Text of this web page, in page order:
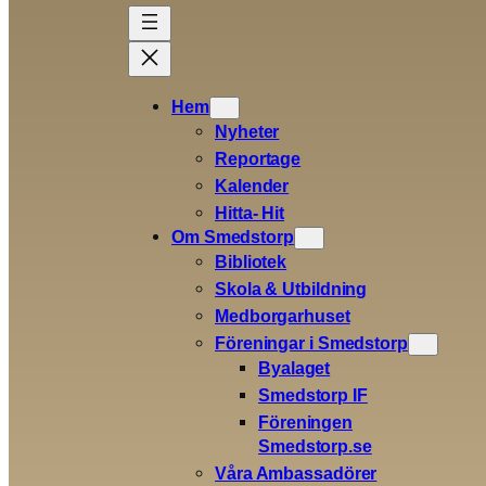
Hem
Nyheter
Reportage
Kalender
Hitta- Hit
Om Smedstorp
Bibliotek
Skola & Utbildning
Medborgarhuset
Föreningar i Smedstorp
Byalaget
Smedstorp IF
Föreningen
Smedstorp.se
Våra Ambassadörer
Nyhets arkivet
Här finns nyheter publicerade från 2024 juni
våren 2024 >>>
Äldre nyheter finns i gamlaArkivet >>>
Note: Så länge jag inte tagit bort Elememtor
helt så kommer pagineringen längst ner att